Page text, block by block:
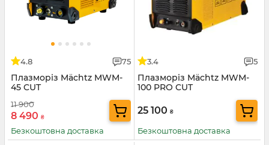
4.8 75
Плазморіз Mächtz MWM-
45 CUT
11 900
8 490 ₴
Безкоштовна доставка
3.4 5
Плазморіз Mächtz MWM-
100 PRO CUT
25 100 ₴
Безкоштовна доставка